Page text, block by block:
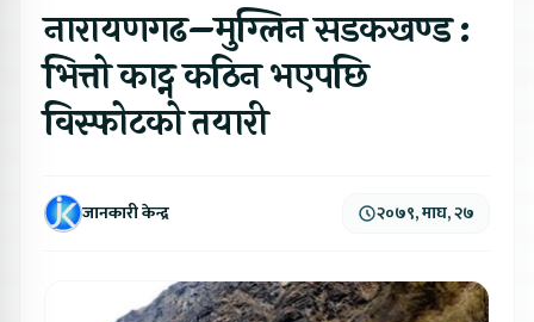
नारायणगढ–मुग्लिन सडकखण्ड :
भित्तो काट्न कठिन भएपछि
विस्फोटको तयारी
जानकारी केन्द्र २०७९, माघ, २७